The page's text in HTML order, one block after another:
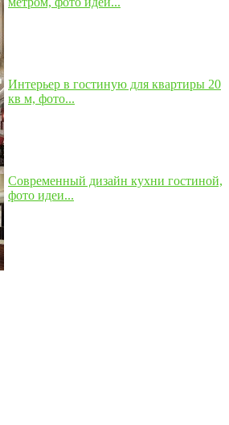
Интерьер в гостиную для квартиры 20
кв м, фото...
Современный дизайн кухни гостиной,
фото идеи...